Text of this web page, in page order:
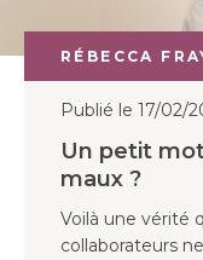
RÉBECCA
Publié le 17/02/
Un petit
maux ?
Voilà une vérité
collaborateurs